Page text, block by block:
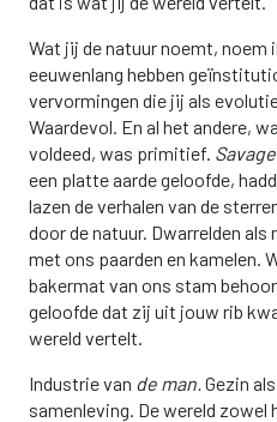
Wat jij de natuur noemt, noem
eeuwenlang hebben
vervormingen die jij als
Waardevol. En al het andere,
voldeed, was primitief.
een platte aarde geloofde,
lazen de verhalen van de
door de natuur. Dwarrelden
met ons paarden en kamelen.
bakermat van ons stam
geloofde dat zij uit jouw rib
wereld vertelt.
Industrie van de man. Gezin
samenleving. De wereld